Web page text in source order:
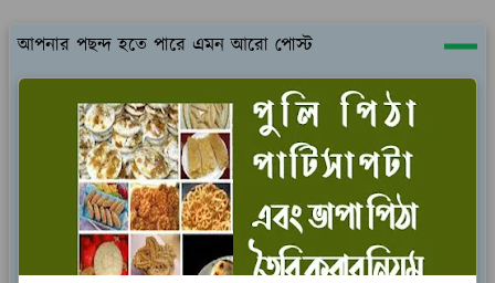
আপনার পছন্দ হতে পারে এমন আরো পোস্ট